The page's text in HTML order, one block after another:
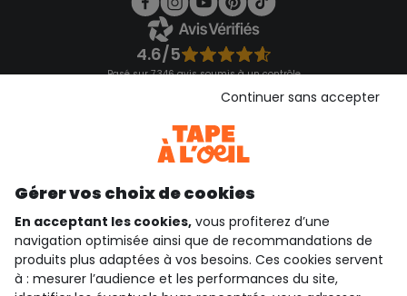
4.6/5
Basé sur 7 346 avis soumis à un contrôle
Consulter les CGU
qui sommes-nous ?
besoin d'aide ?
Gérer vos choix de cookies
En acceptant les cookies, vous profiterez d’une
navigation optimisée ainsi que de recommandations de
produits plus adaptées à vos besoins. Ces cookies servent
à : mesurer l’audience et les performances du site,
Continuer sans accepter